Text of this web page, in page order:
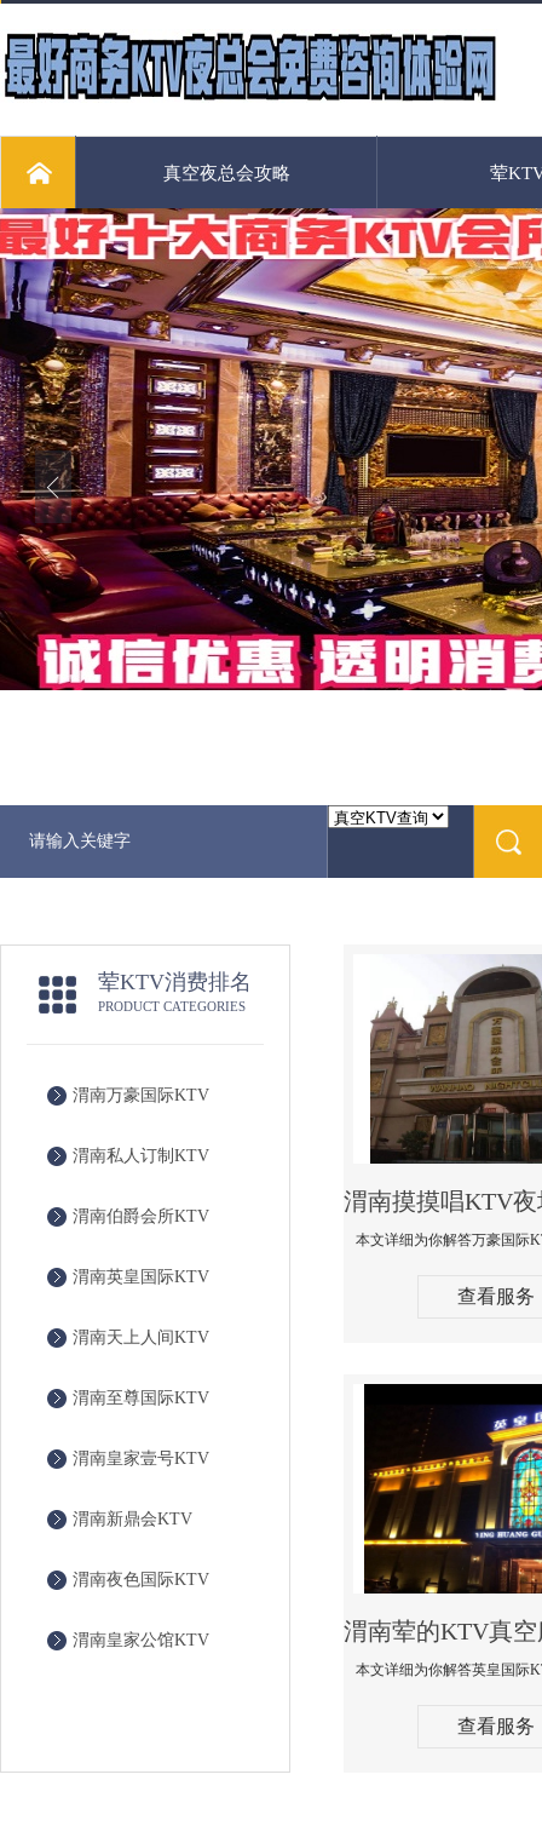
真空夜总会攻略 荤
荤KTV消费排名
PRODUCT CATEGORIES
渭南万豪国际KTV
渭南私人订制KTV
渭南伯爵会所KTV
渭南英皇国际KTV
渭南天上人间KTV
渭南至尊国际KTV
渭南皇家壹号KTV
渭南新鼎会KTV
渭南夜色国际KTV
渭南皇家公馆KTV
查看服务
查看服务